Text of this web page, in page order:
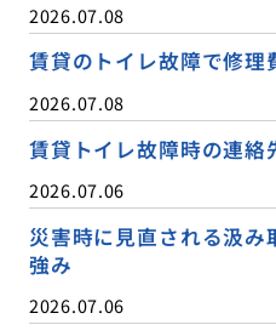
2026.07.08
賃貸のトイレ故障で修理
2026.07.08
賃貸トイレ故障時の連絡
2026.07.06
災害時に見直される汲
強み
2026.07.06